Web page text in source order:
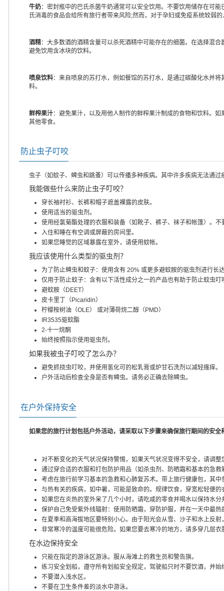
牛奶：密封瓶中的巴氏杀菌牛奶通常可以安全饮用。不要饮用储存在可
氏消毒的食品会给所有旅行者带来风险;然而，对于孕妇或免疫系统较弱
酒精：大多数酒的酒精含量可以杀死酒精中可能存在的细菌。在选择混
避免饮用含冰块的饮料。
喷泉饮料：来自喷泉的苏打水，例如餐馆的苏打水，是通过碳酸化水并
料。
鲜榨果汁：避免果汁，以及用他人制作的鲜榨果汁制成的食物和饮料。
其他零食。
防止虫子叮咬
虫子（如蚊子、蜱虫和跳蚤）可以传播多种疾病。其中许多疾病无法通
我能做些什么来防止虫子叮咬？
穿长袖衬衫、长裤和帽子遮盖裸露的皮肤。
使用适当的驱虫剂。
使用经氯菊酯处理的衣服和装备（如靴子、裤子、袜子和帐篷）。
入住和睡在有空调或屏蔽的房间里。
如果您睡觉的区域暴露在室外，请使用蚊帐。
我应该使用什么类型的驱虫剂？
为了防止蜱虫和蚊子：使用含有 20% 或更多避蚊胺的驱虫剂进行长
仅用于防止蚊子：含有以下活性成分之一的产品也有助于防止蚊虫
避蚊胺（DEET）
皮卡里丁（Picaridin）
柠檬桉树油（OLE） 或对薄荷烷二醇（PMD）
IR3535驱蚊酯
2-十一烷酮
始终按照指示使用驱虫剂。
如果我被虫子叮咬了怎么办？
避免抓挠虫叮咬，并使用氢化可的松乳膏或炉甘石洗剂以减轻瘙痒。
户外活动后检查全身是否有蜱虫。请务必正确去除蜱虫。
在户外保持安全
如果您的旅行计划包括户外活动，请采取以下步骤来确保旅行期间的安全
对不断变化的天气状况保持警惕，如果天气状况变得不安全，请调整
通过穿合适的衣服和打包防护用品（如杀虫剂、防晒霜和基本的急救
考虑在旅行前学习基本的急救和心肺复苏术。带上旅行健康包，其
与热有关的疾病，如中暑，可能是致命的。规律饮食，穿宽松轻便
如果您在炎热的室外呆了几个小时，请吃咸的零食并喝水以保持水
保护自己免受紫外线辐射：使用防晒霜，穿防护服，并在一天中最热
在夏季和高海拔地区要特别小心。由于阳光会从雪、沙子和水上反
非常寒冷的温度可能很危险。如果您要去寒冷的地方，请多穿几层
在水边保持安全
只能在指定的游泳区游泳。服从海滩上的救生员和警告旗。
练习安全划船，遵守所有划船安全规定，驾驶船只时不要饮酒，并始
不要潜入浅水区。
不要在卫生条件差的淡水中游泳。